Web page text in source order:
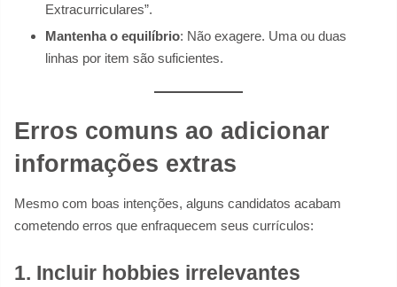
Extracurriculares”.
Mantenha o equilíbrio: Não exagere. Uma ou duas
linhas por item são suficientes.
Erros comuns ao adicionar
informações extras
Mesmo com boas intenções, alguns candidatos acabam
cometendo erros que enfraquecem seus currículos:
1. Incluir hobbies irrelevantes